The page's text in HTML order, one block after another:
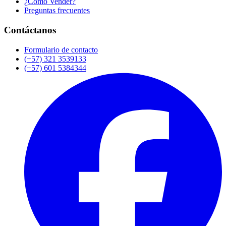
Preguntas frecuentes
Contáctanos
Formulario de contacto
(+57) 321 3539133
(+57) 601 5384344